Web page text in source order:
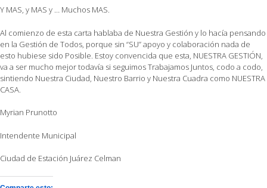
Y MAS, y MAS y … Muchos MAS.
Al comienzo de esta carta hablaba de Nuestra Gestión y lo hacía pensando
en la Gestión de Todos, porque sin “SU” apoyo y colaboración nada de
esto hubiese sido Posible. Estoy convencida que esta, NUESTRA GESTIÓN,
va a ser mucho mejor todavía si seguimos Trabajamos Juntos, codo a codo,
sintiendo Nuestra Ciudad, Nuestro Barrio y Nuestra Cuadra como NUESTRA
CASA.
Myrian Prunotto
Intendente Municipal
Ciudad de Estación Juárez Celman